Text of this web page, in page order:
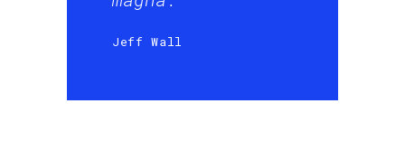
Jeff Wall